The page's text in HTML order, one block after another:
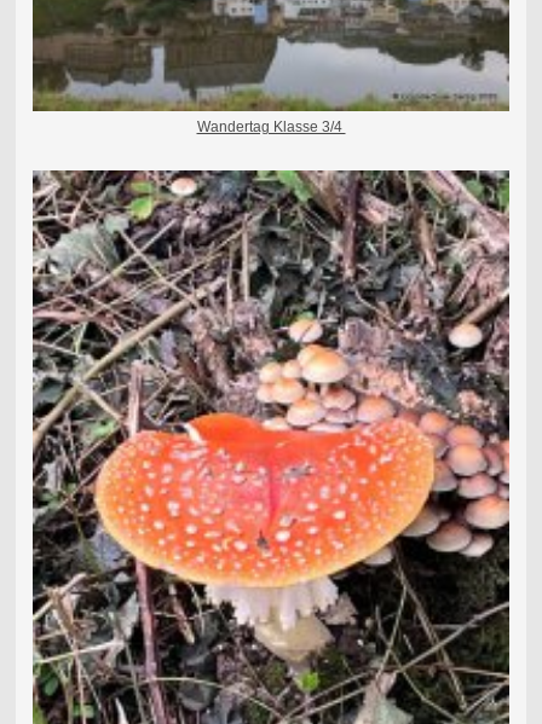
Wandertag Klasse 3/4